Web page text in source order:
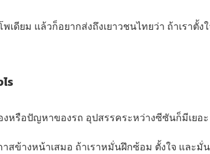
ดียม แล้วก็อยากส่งถึงเยาวชนไทยว่า ถ้าเราตั้ง
ร
หรือปัญหาของรถ อุปสรรคระหว่างซีซันก็มีเยอะ
สข้างหน้าเสมอ ถ้าเราหมั่นฝึกซ้อม ตั้งใจ และมั่